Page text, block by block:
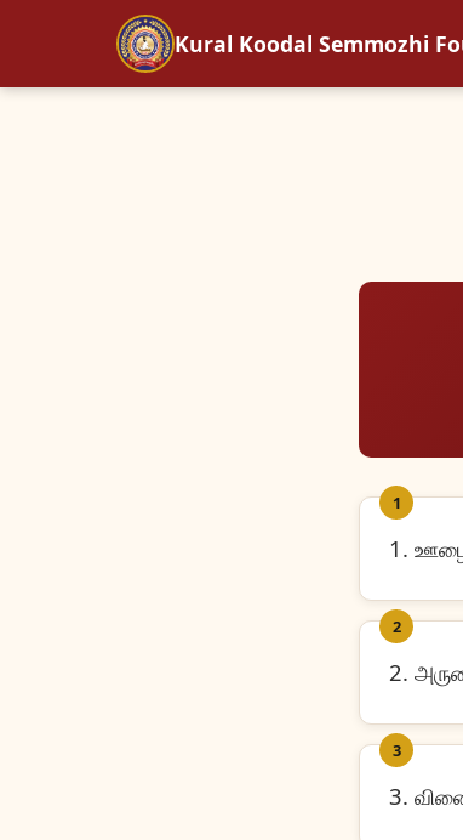
Kural Koodal Semmozhi
1
1.
2
2.
3
3.